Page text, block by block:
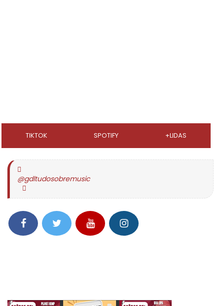
TIKTOK SPOTIFY +LIDAS
@gdltudosobremusic